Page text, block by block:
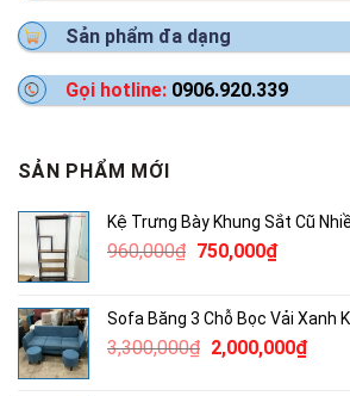
Sản phẩm đa dạng
Gọi hotline: 0906.920.339
SẢN PHẨM MỚI
Kệ Trưng Bày Khung Sắt Cũ
960,000₫ Giá
960,000₫.
750,000₫Giá
là:
750,000₫.
Sofa Băng 3 Chỗ Bọc Vải Xanh
3,300,000₫ Giá
2,000,000₫Giá